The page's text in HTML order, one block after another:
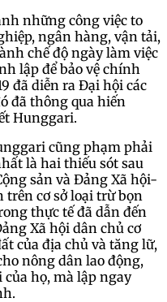
những công việc to
ngân hàng, vận tải,
chế độ ngày làm việc
lập để bảo vệ chính
đã diễn ra Đại hội các
đã thông qua hiến
Hunggari.
cũng phạm phải
là hai thiếu sót sau
sản và Đảng Xã hội-
cơ sở loại trừ bọn
thực tế đã dẫn đến
Xã hội dân chủ cơ
của địa chủ và tăng lữ,
nông dân lao động,
họ, mà lập ngay